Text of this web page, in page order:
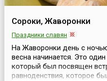
Сороки, Жаворонки
Праздники славян
На Жаворонки день с
весна начинается. Это
который был посвящен
равноденствия, которое